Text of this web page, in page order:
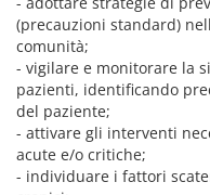
(precauzioni standard)
comunità;
- vigilare e monitorare la
pazienti, identificando
del paziente;
- attivare gli interventi
acute e/o critiche;
- individuare i fattori